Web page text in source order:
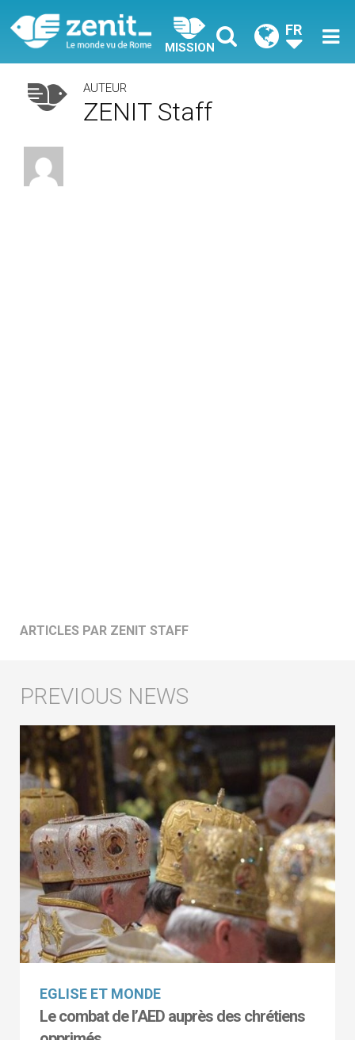
MISSION
FR
AUTEUR
ZENIT Staff
ARTICLES PAR ZENIT STAFF
EGLISE ET MONDE
Le combat de l’AED auprès des chrétiens